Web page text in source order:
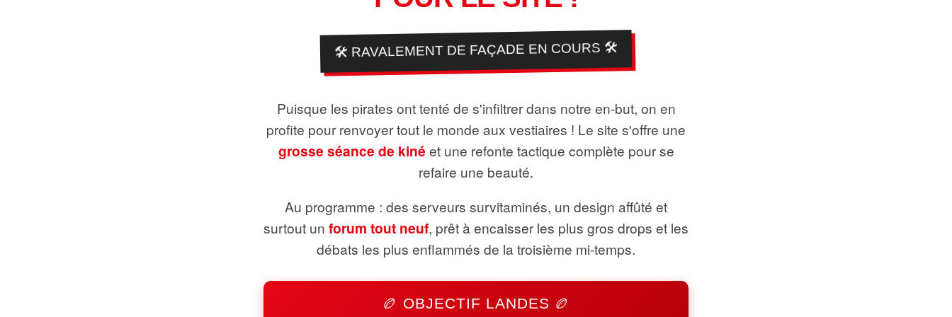
🛠️ RAVALEMENT DE FAÇADE EN COURS 🛠️
Puisque les pirates ont tenté de s'infiltrer dans notre en-but, on en
profite pour renvoyer tout le monde aux vestiaires ! Le site s'offre une
grosse séance de kiné et une refonte tactique complète pour se
refaire une beauté.
Au programme : des serveurs survitaminés, un design affûté et
surtout un forum tout neuf, prêt à encaisser les plus gros drops et les
débats les plus enflammés de la troisième mi-temps.
🏉 OBJECTIF LANDES 🏉